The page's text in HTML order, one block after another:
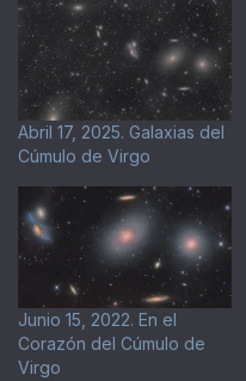
Abril 17, 2025. Galaxias del
Cúmulo de Virgo
Junio 15, 2022. En el
Corazón del Cúmulo de
Virgo